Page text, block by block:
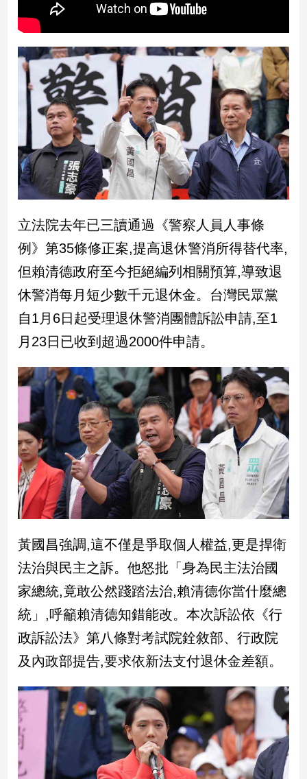
點
岸/
國
際
社
會/
地
方
新
冠
病
毒
專
區
南
台
灣
觀
點
南
台
灣
觀
點
娛
娛
樂
星
聞
流
行/
時
尚
星
生
活
立法院去年已三讀通過《警察人員人事條
例》第35條修正案,提高退休警消所得替代率,
但賴清德政府至今拒絕編列相關預算,導致退
休警消每月短少數千元退休金。台灣民眾黨
自1月6日起受理退休警消團體訴訟申請,至1
月23日已收到超過2000件申請。
黃國昌強調,這不僅是爭取個人權益,更是捍衛
法治與民主之訴。他怒批「身為民主法治國
家總統,竟敢公然踐踏法治,賴清德你當什麼總
統」,呼籲賴清德知錯能改。本次訴訟依《行
政訴訟法》第八條對考試院銓敘部、行政院
及內政部提告,要求依新法支付退休金差額。